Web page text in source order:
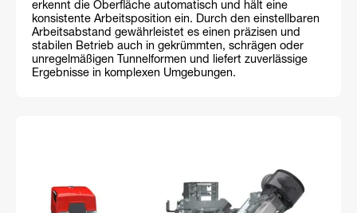
erkennt die Oberfläche automatisch und hält eine
konsistente Arbeitsposition ein. Durch den einstellbaren
Arbeitsabstand gewährleistet es einen präzisen und
stabilen Betrieb auch in gekrümmten, schrägen oder
unregelmäßigen Tunnelformen und liefert zuverlässige
Ergebnisse in komplexen Umgebungen.